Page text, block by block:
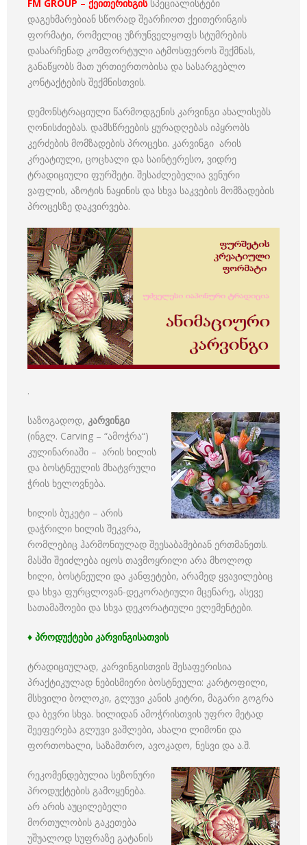
FM GROUP – ქეითერინგისსპეციალისტები
დაგეხმარებიან სწორად შეარჩიოთ ქეითერინგის
ფორმატი, რომელიც უზრუნველყოფს სტუმრების
დასარჩენად კომფორტული ატმოსფეროს შექმნას,
განაწყობს მათ ურთიერთობისა და სასარგებლო
კონტაქტების შექმნისთვის.
დემონსტრაციული წარმოდგენის კარვინგი ახალისებს
ღონისძიებას. დამსწრეების ყურადღებას იპყრობს
კერძების მომზადების პროცესი. კარვინგი არის
კრეატიული, ცოცხალი და საინტერესო, ვიდრე
ტრადიციული ფურშეტი. შესაძლებელია ვენური
ვაფლის, აზოტის ნაყინის და სხვა საკვების მომზადების
პროცესზე დაკვირვება.
.
საზოგადოდ, კარვინგი
(ინგლ. Carving – “ამოჭრა“)
კულინარიაში – არის ხილის
და ბოსტნეულის მხატვრული
ჭრის ხელოვნება.
ხილის ბუკეტი – არის
დაჭრილი ხილის შეკვრა,
რომლებიც ჰარმონიულად შეესაბამებიან ერთმანეთს.
მასში შეიძლება იყოს თავმოყრილი არა მხოლოდ
ხილი, ბოსტნეული და კანფეტები, არამედ ყვავილებიც
და სხვა ფურცლოვან-დეკორატიული მცენარე, ასევე
სათამაშოები და სხვა დეკორატიული ელემენტები.
♦ პროდუქტები კარვინგისათვის
ტრადიციულად, კარვინგისთვის შესაფერისია
პრაქტიკულად ნებისმიერი ბოსტნეული: კარტოფილი,
მსხვილი ბოლოკი, გლუვი კანის კიტრი, მაგარი გოგრა
და ბევრი სხვა. ხილიდან ამოჭრისთვის უფრო მეტად
შეეფერება გლუვი ვაშლები, ახალი ლიმონი და
ფორთოხალი, საზამთრო, ავოკადო, ნესვი და ა.შ.
რეკომენდებულია სეზონური
პროდუქტების გამოყენება.
არ არის აუცილებელი
მორთულობის გაკეთება
უშუალოდ სუფრაზე გატანის